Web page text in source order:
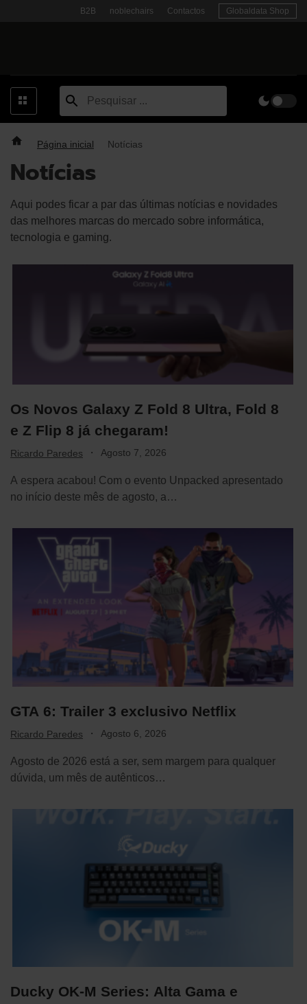
B2B noblechairs Contactos Globaldata Shop
Página inicial Notícias
Notícias
Aqui podes ficar a par das últimas notícias e novidades
das melhores marcas do mercado sobre informática,
tecnologia e gaming.
Os Novos Galaxy Z Fold 8 Ultra, Fold 8
e Z Flip 8 já chegaram!
Ricardo Paredes · Agosto 7, 2026
A espera acabou! Com o evento Unpacked apresentado
no início deste mês de agosto, a…
GTA 6: Trailer 3 exclusivo Netflix
Ricardo Paredes · Agosto 6, 2026
Agosto de 2026 está a ser, sem margem para qualquer
dúvida, um mês de autênticos…
Ducky OK-M Series: Alta Gama e